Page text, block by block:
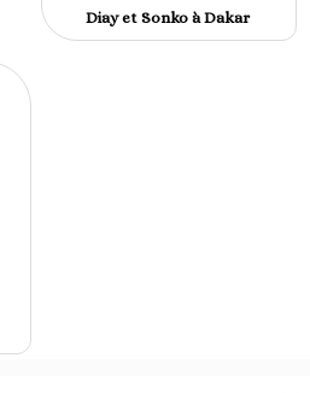
Diay et Sonko à Dakar